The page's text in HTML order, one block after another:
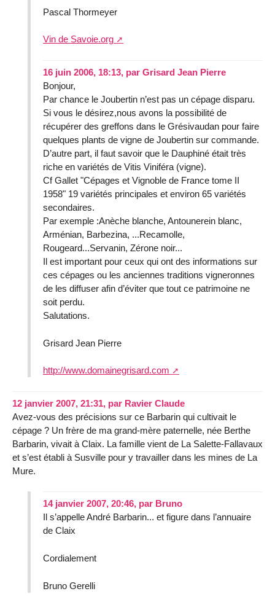
Pascal Thormeyer
Vin de Savoie.org
16 juin 2006, 18:13, par Grisard Jean Pierre
Bonjour,
Par chance le Joubertin n’est pas un cépage disparu.
Si vous le désirez,nous avons la possibilité de
récupérer des greffons dans le Grésivaudan pour faire
quelques plants de vigne de Joubertin sur commande.
D’autre part, il faut savoir que le Dauphiné était très
riche en variétés de Vitis Viniféra (vigne).
Cf Gallet "Cépages et Vignoble de France tome II
1958" 19 variétés principales et environ 65 variétés
secondaires.
Par exemple :Anèche blanche, Antounerein blanc,
Arménian, Barbezina, ...Recamolle,
Rougeard...Servanin, Zérone noir...
Il est important pour ceux qui ont des informations sur
ces cépages ou les anciennes traditions vigneronnes
de les diffuser afin d’éviter que tout ce patrimoine ne
soit perdu.
Salutations.
Grisard Jean Pierre
http://www.domainegrisard.com
12 janvier 2007, 21:31, par Ravier Claude
Avez-vous des précisions sur ce Barbarin qui cultivait le
cépage ? Un frère de ma grand-mère paternelle, née Berthe
Barbarin, vivait à Claix. La famille vient de La Salette-Fallavaux
et s’est établi à Susville pour y travailler dans les mines de La
Mure.
14 janvier 2007, 20:46, par Bruno
Il s’appelle André Barbarin... et figure dans l’annuaire
de Claix
Cordialement
Bruno Gerelli